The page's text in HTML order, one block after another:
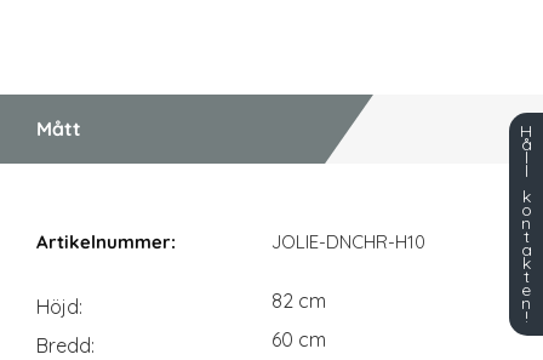
Mått
JOLIE-DNCHR-H10
Höjd
82 cm
Bredd
60 cm
H
å
l
l
k
o
n
t
a
k
t
e
n
!